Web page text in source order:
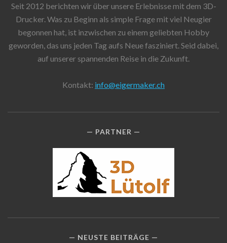
Seit 2012 berichten wir über unsere Erlebnisse mit dem 3D-
Drucker. Was zu Beginn als simple Frage mit viel Neugier
begonnen hat, ist inzwischen zu einem geliebten Hobby
geworden, das uns jeden Tag aufs Neue fasziniert. Seid dabei,
auf unserer spannenden Reise in die Zukunft.
Kontakt: info@eigermaker.ch
PARTNER
NEUSTE BEITRÄGE